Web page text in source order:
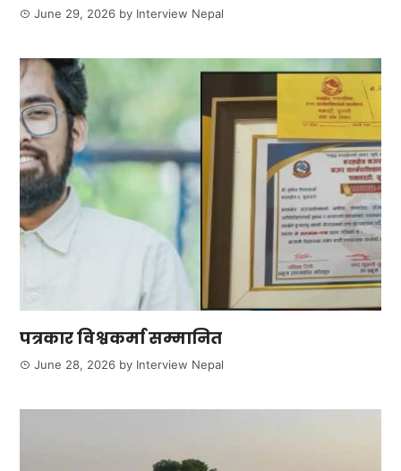
June 29, 2026 by Interview Nepal
पत्रकार विश्वकर्मा सम्मानित
June 28, 2026 by Interview Nepal